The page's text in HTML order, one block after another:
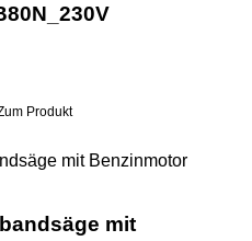
Produkt
mit